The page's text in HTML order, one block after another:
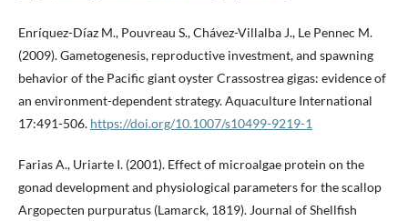
Enríquez-Díaz M., Pouvreau S., Chávez-Villalba J., Le Pennec M.
(2009). Gametogenesis, reproductive investment, and spawning
behavior of the Pacific giant oyster Crassostrea gigas: evidence of
an environment-dependent strategy. Aquaculture International
17:491-506. https://doi.org/10.1007/s10499-9219-1
Farias A., Uriarte I. (2001). Effect of microalgae protein on the
gonad development and physiological parameters for the scallop
Argopecten purpuratus (Lamarck, 1819). Journal of Shellfish